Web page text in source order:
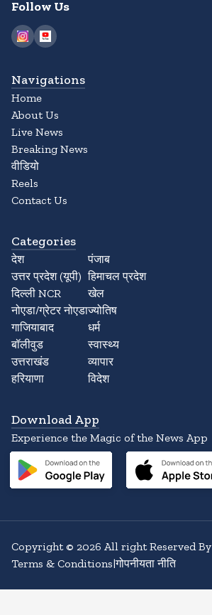
Follow Us
Navigations
Home
About Us
Live News
Breaking News
वीडियो
Reels
Contact Us
Categories
देश
उत्तर प्रदेश (यूपी)
दिल्ली NCR
नोएडा/ग्रेटर नोएडा
गाजियाबाद
बॉलीवुड
उत्तराखंड
हरियाणा
पंजाब
हिमाचल प्रदेश
खेल
ज्योतिष
धर्म
स्वास्थ्य
व्यापार
विदेश
Download App
Experience the Magic of the News App
Copyright© 2026 All right Reserved By
Terms & Conditions|गोपनीयता नीति